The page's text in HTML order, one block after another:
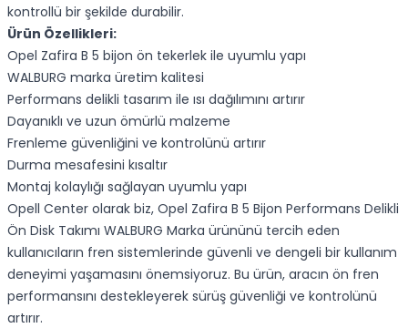
kontrollü bir şekilde durabilir.
Ürün Özellikleri:
Opel Zafira B 5 bijon ön tekerlek ile uyumlu yapı
WALBURG marka üretim kalitesi
Performans delikli tasarım ile ısı dağılımını artırır
Dayanıklı ve uzun ömürlü malzeme
Frenleme güvenliğini ve kontrolünü artırır
Durma mesafesini kısaltır
Montaj kolaylığı sağlayan uyumlu yapı
Opell Center olarak biz, Opel Zafira B 5 Bijon Performans Delikli
Ön Disk Takımı WALBURG Marka ürününü tercih eden
kullanıcıların fren sistemlerinde güvenli ve dengeli bir kullanım
deneyimi yaşamasını önemsiyoruz. Bu ürün, aracın ön fren
performansını destekleyerek sürüş güvenliği ve kontrolünü
artırır.